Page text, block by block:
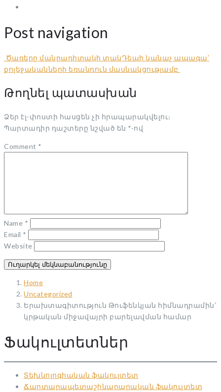
Post navigation
Ծառերը մանրադիտակի տակԴեպի կանաչ ապագա՝
քոլեջականների եռանդուն մասնակցությամբ
Թողնել պատասխան
Ձեր էլ-փոստի հասցեն չի հրապարակվելու։
Պարտադիր դաշտերը նշված են *-ով
Comment *
Name *
Email *
Website
Home
Uncategorized
Երախտագիտություն Թուֆենկյան հիմնադրամին՝
կրթական միջավայրի բարելավման համար
Ֆակուլտետներ
Տեխնոլոգիական ֆակուլտետ
Ճարտարապետաշինարարական ֆակուլտետ